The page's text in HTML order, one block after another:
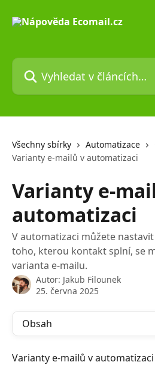
Vyhledat v článcích…
Všechny sbírky Automatizace
Varianty e-mailů v automatizaci
Varianty e-
automatizaci
V automatizaci můžete
toho, kterou kontakt splní, se
varianta e-mailu.
Autor: Jakub Filounek
25. června 2025
Obsah
Varianty e-mailů v